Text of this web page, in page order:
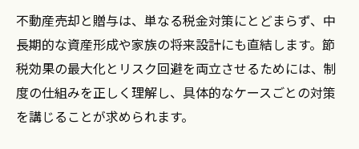
不動産売却と贈与は、単なる税金対策にとどまらず、中
長期的な資産形成や家族の将来設計にも直結します。節
税効果の最大化とリスク回避を両立させるためには、制
度の仕組みを正しく理解し、具体的なケースごとの対策
を講じることが求められます。